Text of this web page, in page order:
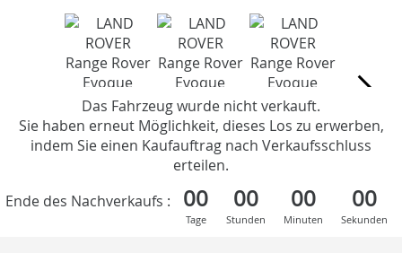
Das Fahrzeug wurde nicht verkauft.
Sie haben erneut Möglichkeit, dieses Los zu erwerben,
indem Sie einen Kaufauftrag nach Verkaufsschluss
erteilen.
Ende des Nachverkaufs :
00
Tage
00
Stunden
00
Minuten
00
Sekunden